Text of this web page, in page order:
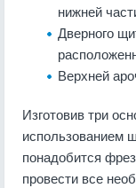
нижней
Дверного
Верхней
Изготовив три
использованием
понадобится
провести все